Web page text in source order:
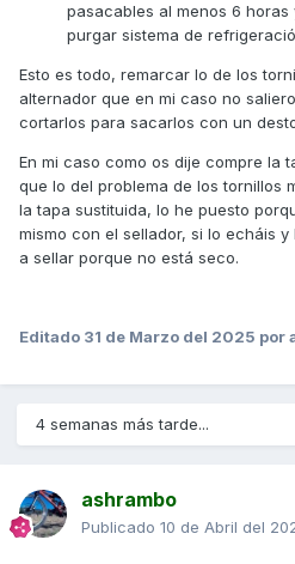
pasacables al menos 6
purgar sistema de
Esto es todo, remarcar lo de los
alternador que en mi caso no
cortarlos para sacarlos con un
En mi caso como os dije compre la
que lo del problema de los tornillos
la tapa sustituida, lo he puesto
mismo con el sellador, si lo echáis
a sellar porque no está seco.
Editado 31 de Marzo del 2025 por
4 semanas más tarde...
ashrambo
Publicado 10 de Abril del